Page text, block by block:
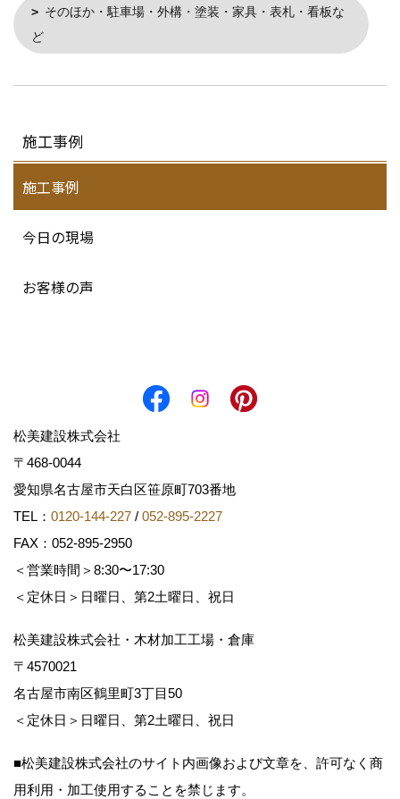
そのほか・駐車場・外構・塗装・家具・表札・看板な
ど
施工事例
施工事例
今日の現場
お客様の声
松美建設株式会社
〒468-0044
愛知県名古屋市天白区笹原町703番地
TEL： 0120-144-227 / 052-895-2227
FAX：052-895-2950
＜営業時間＞8:30〜17:30
＜定休日＞日曜日、第2土曜日、祝日
松美建設株式会社・木材加工工場・倉庫
〒4570021
名古屋市南区鶴里町3丁目50
＜定休日＞日曜日、第2土曜日、祝日
■松美建設株式会社のサイト内画像および文章を、許可なく商
用利用・加工使用することを禁じます。